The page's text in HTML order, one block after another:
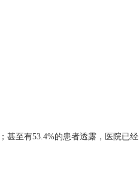
甚至有53.4%的患者透露，医院已经